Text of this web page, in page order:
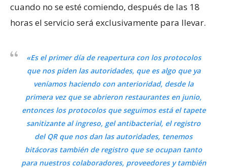
cuando no se esté comiendo, después de las 18
horas el servicio será exclusivamente para llevar.
«Es el primer día de reapertura con los protocolos
que nos piden las autoridades, que es algo que ya
veníamos haciendo con anterioridad, desde la
primera vez que se abrieron restaurantes en junio,
entonces los protocolos que seguimos está el tapete
sanitizante al ingreso, gel antibacterial, el registro
del QR que nos dan las autoridades, tenemos
bitácoras también de registro que se ocupan tanto
para nuestros colaboradores, proveedores y también